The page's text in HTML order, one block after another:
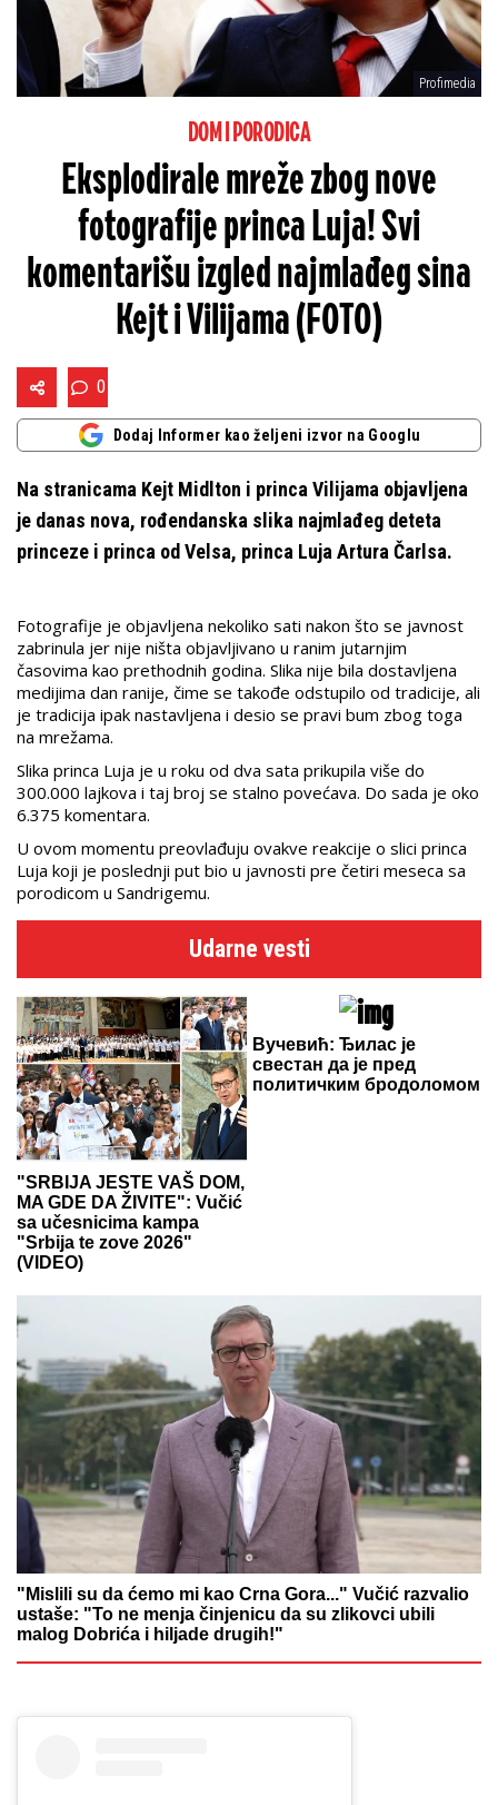
Profimedia
DOM I PORODICA
Eksplodirale mreže zbog nove
fotografije princa Luja! Svi
komentarišu izgled najmlađeg sina
Kejt i Vilijama (FOTO)
0
Dodaj Informer kao željeni izvor na Googlu
Na stranicama Kejt Midlton i princa Vilijama objavljena
je danas nova, rođendanska slika najmlađeg deteta
princeze i princa od Velsa, princa Luja Artura Čarlsa.
Fotografije je objavljena nekoliko sati nakon što se javnost
zabrinula jer nije ništa objavljivano u ranim jutarnjim
časovima kao prethodnih godina. Slika nije bila dostavljena
medijima dan ranije, čime se takođe odstupilo od tradicije, ali
je tradicija ipak nastavljena i desio se pravi bum zbog toga
na mrežama.
Slika princa Luja je u roku od dva sata prikupila više do
300.000 lajkova i taj broj se stalno povećava. Do sada je oko
6.375 komentara.
U ovom momentu preovlađuju ovakve reakcije o slici princa
Luja koji je poslednji put bio u javnosti pre četiri meseca sa
porodicom u Sandrigemu.
Udarne vesti
"SRBIJA JESTE VAŠ DOM,
MA GDE DA ŽIVITE": Vučić
sa učesnicima kampa
"Srbija te zove 2026"
(VIDEO)
Вучевић: Ђилас је
свестан да је пред
политичким бродоломом
"Mislili su da ćemo mi kao Crna Gora..." Vučić razvalio
ustaše: "To ne menja činjenicu da su zlikovci ubili
malog Dobrića i hiljade drugih!"